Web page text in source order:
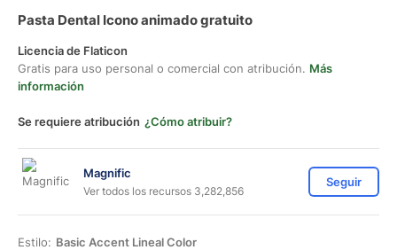
Pasta Dental Icono animado gratuito
Licencia de Flaticon
Gratis para uso personal o comercial con atribución. Más
información
Se requiere atribución ¿Cómo atribuir?
Magnific
Ver todos los recursos 3,282,856
Seguir
Estilo: Basic Accent Lineal Color